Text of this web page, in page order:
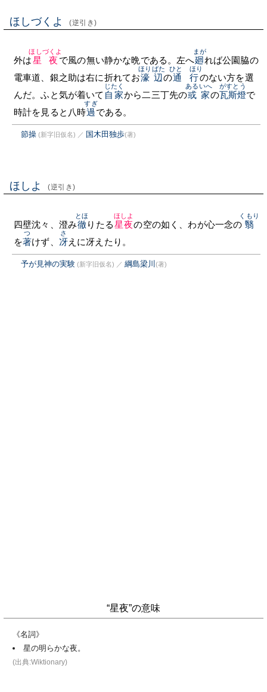
ほしづくよ (逆引き)
外は星夜
ほしづくよ
で風の無い静かな晩である。左へ廻
まが
れば公園脇の
電車道、銀之助は右に折れてお濠辺
ほりばた
の通行
ひとゞほり
のない方を選
んだ。ふと気が着いて 自家
じたく
から二三丁先の或家
あるいへ
の瓦斯燈
がすとう
で
時計を見ると八時過
すぎ
である。
節操 (新字旧仮名) ／ 国木田独歩(著)
ほしよ (逆引き)
四壁沈々、澄み徹
とほ
りたる星夜
ほしよ
の空の如く、わが心一念の 翳
くもり
を著
つ
けず、 冴
さ
えに冴えたり。
予が見神の実験 (新字旧仮名) ／ 綱島梁川 (著)
“星夜”の意味
《名詞》
星の明らかな夜。
(出典:Wiktionary)